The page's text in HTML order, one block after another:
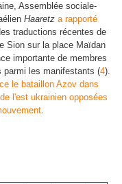
Assemblée sociale-
Haaretz a rapporté
traductions récentes de
Sion sur la place Maïdan
importante de membres
parmi les manifestants (4).
le bataillon Azov dans
l'est ukrainien opposées
.